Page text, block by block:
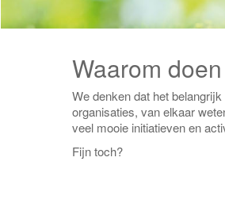
Waarom
We denken dat het
organisaties, van elkaar
veel mooie initiatieven en
Fijn toch?